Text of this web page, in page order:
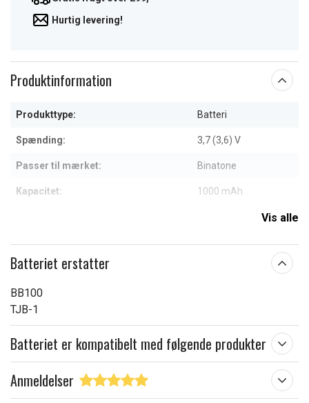
Hurtig levering!
Produktinformation
Produkttype: Batteri
Spænding: 3,7 (3,6) V
Passer til mærket: Binatone
Kapacitet: 1000 mAh
Vis alle
Batteriet erstatter
BB100
TJB-1
Batteriet er kompatibelt med følgende produkter
Anmeldelser